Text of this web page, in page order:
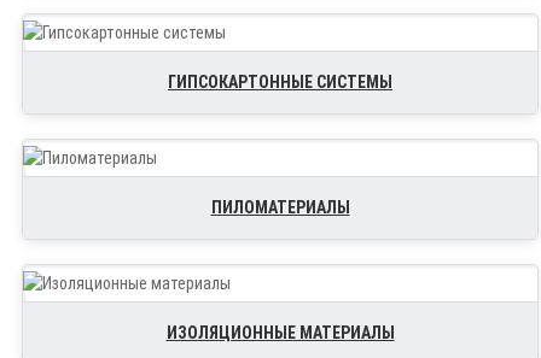
ГИПСОКАРТОННЫЕ СИСТЕМЫ
ПИЛОМАТЕРИАЛЫ
ИЗОЛЯЦИОННЫЕ МАТЕРИАЛЫ